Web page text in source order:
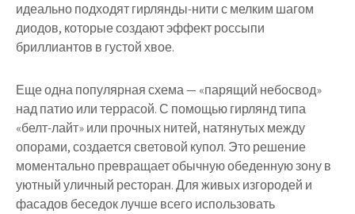
идеально подходят гирлянды-нити с мелким шагом
диодов, которые создают эффект россыпи
бриллиантов в густой хвое.
Еще одна популярная схема — «парящий небосвод»
над патио или террасой. С помощью гирлянд типа
«белт-лайт» или прочных нитей, натянутых между
опорами, создается световой купол. Это решение
моментально превращает обычную обеденную зону в
уютный уличный ресторан. Для живых изгородей и
фасадов беседок лучше всего использовать